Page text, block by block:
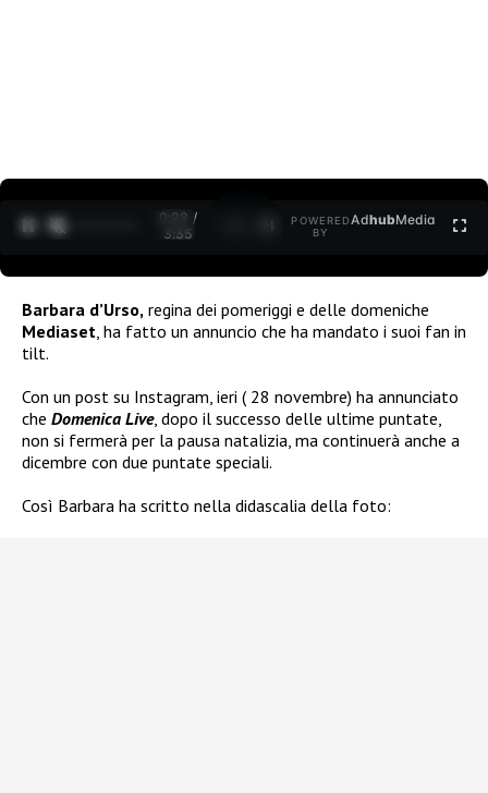
0:29 /
3:35
POWERED
BY
AdhubMedia
Barbara d’Urso, regina dei pomeriggi e delle domeniche
Mediaset , ha fatto un annuncio che ha mandato i suoi fan in
tilt.
Con un post su Instagram, ieri ( 28 novembre) ha annunciato
che Domenica Live, dopo il successo delle ultime puntate,
non si fermerà per la pausa natalizia, ma continuerà anche a
dicembre con due puntate speciali.
Così Barbara ha scritto nella didascalia della foto: